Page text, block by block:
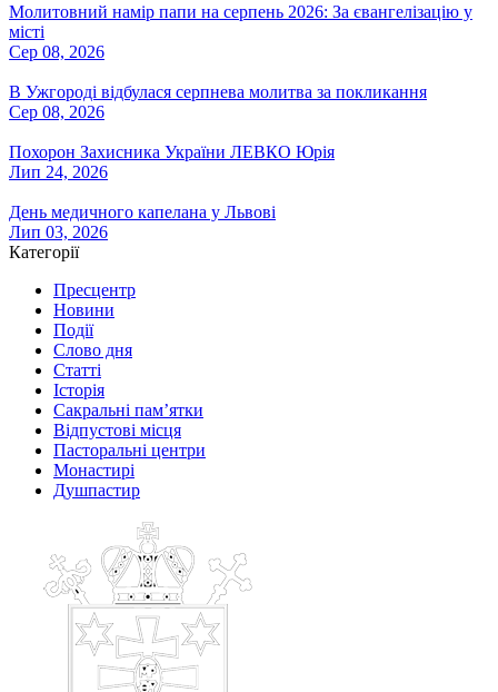
Молитовний намір папи на серпень 2026: За євангелізацію у
місті
Сер 08, 2026
В Ужгороді відбулася серпнева молитва за покликання
Сер 08, 2026
Похорон Захисника України ЛЕВКО Юрія
Лип 24, 2026
День медичного капелана у Львові
Лип 03, 2026
Категорії
Пресцентр
Новини
Події
Слово дня
Статті
Історія
Сакральні пам’ятки
Відпустові місця
Пасторальні центри
Монастирі
Душпастир